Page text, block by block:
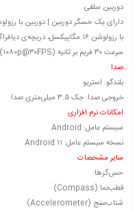
دوربین سلفی
سرعت ۳۰ فریم بر ثانیه (۱۰۸۰p@۳۰FPS)
صدا
بلندگو: استریو
خروجی صدا: جک ۳.۵ میلی‌متری صدا
امکانات نرم افزاری
سیستم عامل: Android
نسخه سیستم عامل: Android ۱۱
سایر مشخصات
حس‌گرها:
قطب‌نما (Compass)
شتاب‌سنج (Accelerometer)